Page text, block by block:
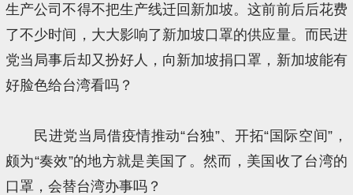
生产公司不得不把生产线迁回新加坡。这前前后后花费
了不少时间，大大影响了新加坡口罩的供应量。而民进
党当局事后却又扮好人，向新加坡捐口罩，新加坡能有
好脸色给台湾看吗？
民进党当局借疫情推动“台独”、开拓“国际空间”，
颇为“奏效”的地方就是美国了。然而，美国收了台湾的
口罩，会替台湾办事吗？